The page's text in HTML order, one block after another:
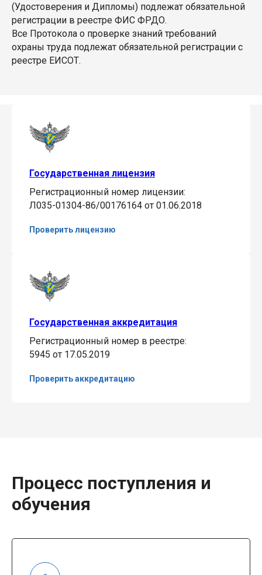
(Удостоверения и Дипломы) подлежат обязательной
регистрации в реестре ФИС ФРДО.
Все Протокола о проверке знаний требований
охраны труда подлежат обязательной регистрации с
реестре ЕИСОТ.
Государственная лицензия
Регистрационный номер лицензии:
Л035-01304-86/00176164 от 01.06.2018
Проверить лицензию
Государственная аккредитация
Регистрационный номер в реестре:
5945 от 17.05.2019
Проверить аккредитацию
Процесс поступления и
обучения